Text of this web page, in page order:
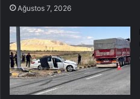
Ağustos 7, 2026